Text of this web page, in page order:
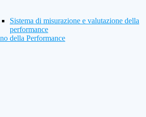
Sistema di misurazione e valutazione della
performance
della Performance